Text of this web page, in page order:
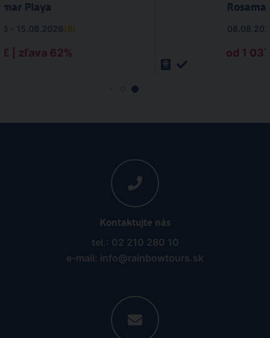
Playa
- 15.08.2026(8)
| zľava 62% od 1
Kontaktujte nás
tel.: 02 210 280 10
e-mail: info@rainbowtours.sk